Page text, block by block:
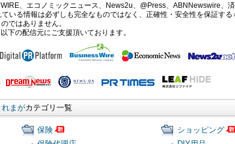
、エコノミックニュース、News2u、@Press、ABNNewswire、
いる情報は必ずしも完全なものではなく、正確性・安全性を保証す
ではありません。
下の配信元にご支援頂いております。
れまがカテゴリ一覧
保険
ショッピング